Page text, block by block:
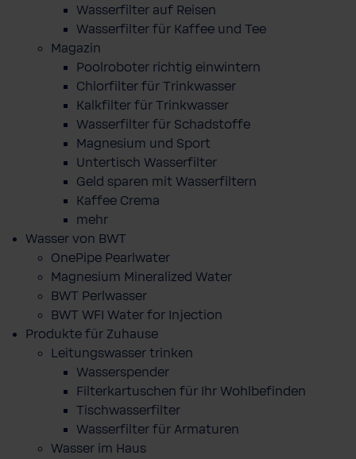
Wasserfilter auf Reisen
Wasserfilter für Kaffee und Tee
Magazin
Poolroboter richtig einwintern
Chlorfilter für Trinkwasser
Kalkfilter für Trinkwasser
Wasserfilter für Schadstoffe
Magnesium und Sport
Untertisch Wasserfilter
Geld sparen mit Wasserfiltern
Kaffee Crema
mehr
Wasser von BWT
OnePipe Pearlwater
Magnesium Mineralized Water
BWT Perlwasser
BWT WFI Water for Injection
Produkte für Zuhause
Leitungswasser trinken
Wasserspender
Filterkartuschen für Ihr Wohlbefinden
Tischwasserfilter
Wasserfilter für Armaturen
Wasser im Haus